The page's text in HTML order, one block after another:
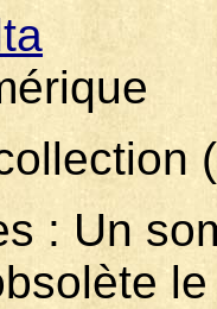
: Un